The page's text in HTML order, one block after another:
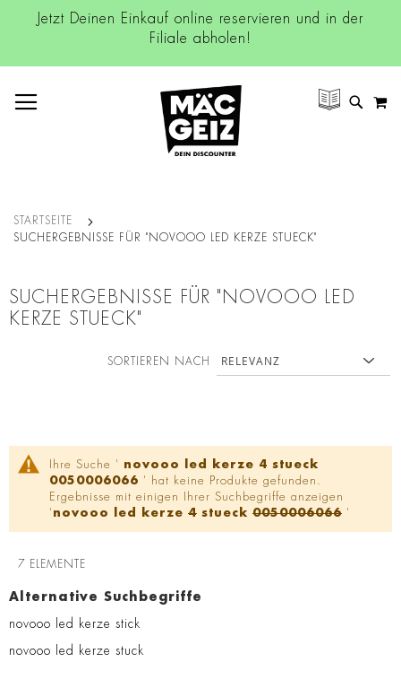
Jetzt Deinen Einkauf online reservieren und in der
Filiale abholen!
SUCHE
STARTSEITE
SUCHERGEBNISSE FÜR "NOVOOO LED KERZE STUECK"
SUCHERGEBNISSE FÜR "NOVOOO LED
KERZE STUECK"
Ihre Suche ' novooo led kerze 4 stueck
0050006066 ' hat keine Produkte gefunden.
Ergebnisse mit einigen Ihrer Suchbegriffe anzeigen
' novooo led kerze 4 stueck 0050006066 '
7 ELEMENTE
SORTIEREN NACH
Alternative Suchbegriffe
novooo led kerze stick
novooo led kerze stuck